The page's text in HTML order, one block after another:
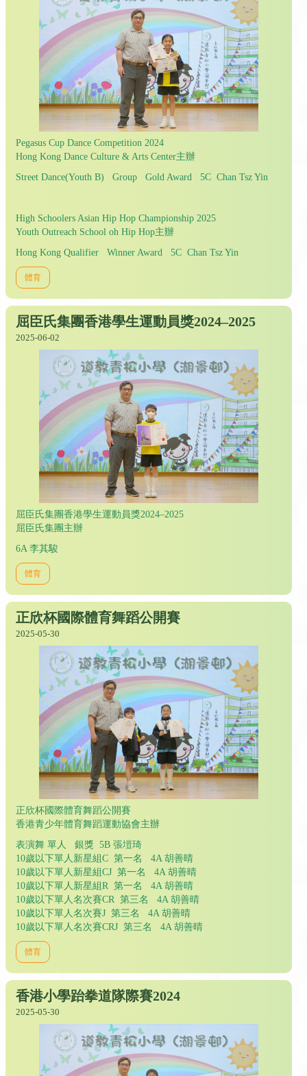
Pegasus Cup Dance Competition 2024
Hong Kong Dance Culture & Arts Center主辦
Street Dance(Youth B) Group Gold Award 5C Chan Tsz Yin
High Schoolers Asian Hip Hop Championship 2025
Youth Outreach School oh Hip Hop主辦
Hong Kong Qualifier Winner Award 5C Chan Tsz Yin
體育
屈臣氏集團香港學生運動員獎2024–2025
2025-06-02
屈臣氏集團香港學生運動員獎2024–2025
屈臣氏集團主辦
6A 李其駿
體育
正欣杯國際體育舞蹈公開賽
2025-05-30
正欣杯國際體育舞蹈公開賽
香港青少年體育舞蹈運動協會主辦
表演舞 單人 銀獎 5B 張塏琦
10歲以下單人新星組C 第一名 4A 胡善晴
10歲以下單人新星組CJ 第一名 4A 胡善晴
10歲以下單人新星組R 第一名 4A 胡善晴
10歲以下單人名次賽CR 第三名 4A 胡善晴
10歲以下單人名次賽J 第三名 4A 胡善晴
10歲以下單人名次賽CRJ 第三名 4A 胡善晴
體育
香港小學跆拳道隊際賽2024
2025-05-30